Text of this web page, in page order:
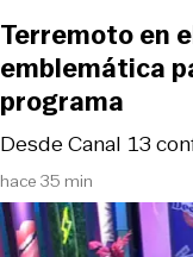
hace 35 min
Desde Canal 13
Terremoto en
emblemática
programa